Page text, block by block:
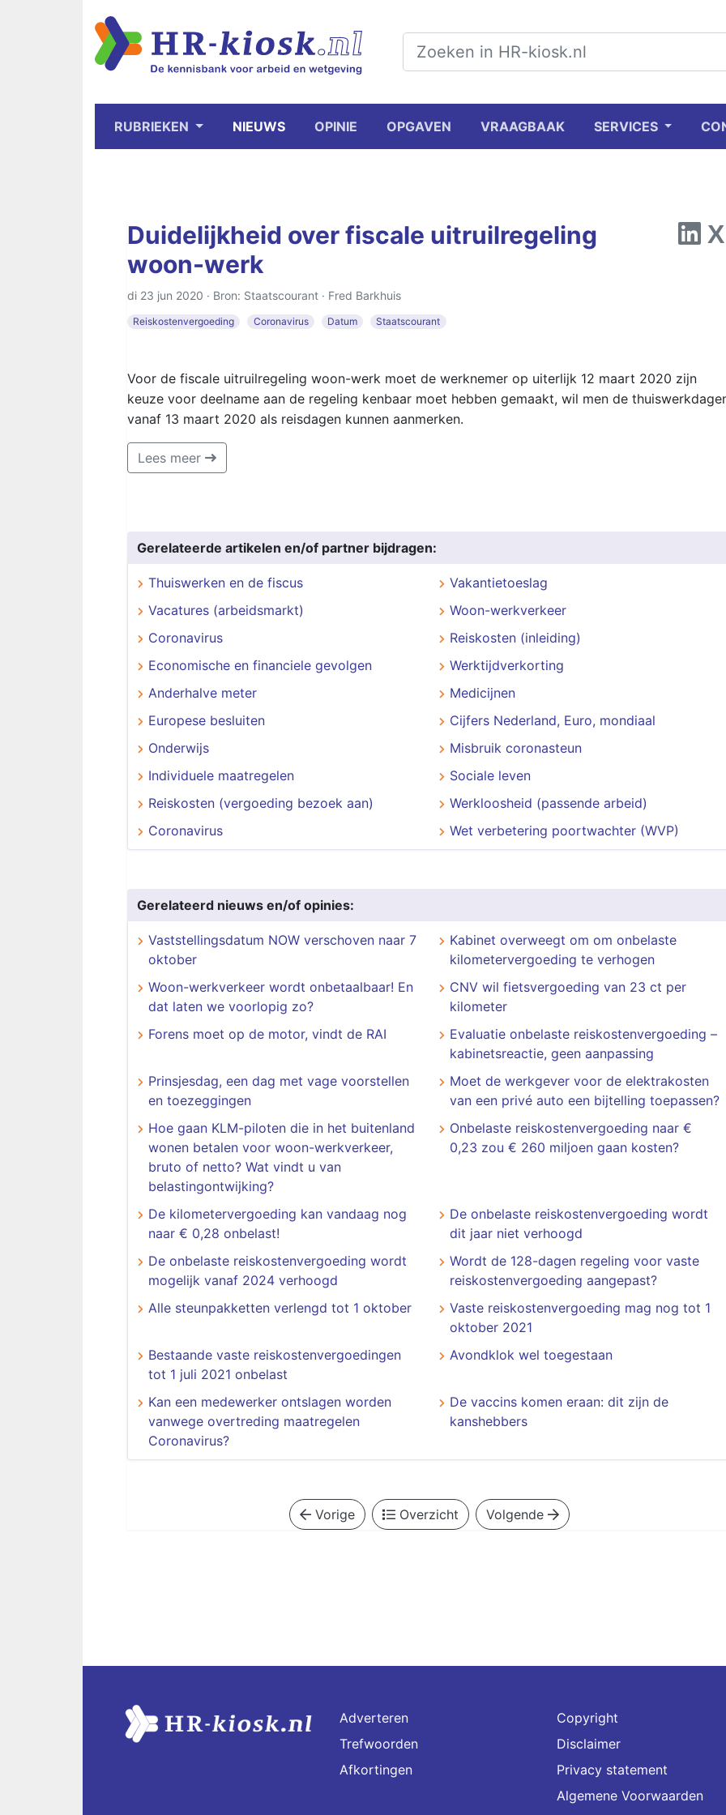
RUBRIEKEN NIEUWS OPINIE OPGAVEN VRAAGBAAK SERVICES
Duidelijkheid over fiscale uitruilregeling
woon-werk
di 23 jun 2020 · Bron: Staatscourant · Fred Barkhuis
Reiskostenvergoeding Coronavirus Datum Staatscourant
Voor de fiscale uitruilregeling woon-werk moet de werknemer op uiterlijk 12 maart 2020 zijn
keuze voor deelname aan de regeling kenbaar moet hebben gemaakt, wil men de
vanaf 13 maart 2020 als reisdagen kunnen aanmerken.
Lees meer
Gerelateerde artikelen en/of partner bijdragen:
Thuiswerken en de fiscus
Vakantietoeslag
Vacatures (arbeidsmarkt)
Woon-werkverkeer
Coronavirus
Reiskosten (inleiding)
Economische en financiele gevolgen
Werktijdverkorting
Anderhalve meter
Medicijnen
Europese besluiten
Cijfers Nederland, Euro, mondiaal
Onderwijs
Misbruik coronasteun
Individuele maatregelen
Sociale leven
Reiskosten (vergoeding bezoek aan)
Werkloosheid (passende arbeid)
Coronavirus
Wet verbetering poortwachter (WVP)
Gerelateerd nieuws en/of opinies:
Vaststellingsdatum NOW verschoven naar 7
oktober
Kabinet overweegt om om onbelaste
kilometervergoeding te verhogen
Woon-werkverkeer wordt onbetaalbaar! En
dat laten we voorlopig zo?
CNV wil fietsvergoeding van 23 ct per
kilometer
Forens moet op de motor, vindt de RAI
Evaluatie onbelaste reiskostenvergoeding –
kabinetsreactie, geen aanpassing
Prinsjesdag, een dag met vage voorstellen
en toezeggingen
Moet de werkgever voor de elektrakosten
van een privé auto een bijtelling toepassen?
Hoe gaan KLM-piloten die in het buitenland
wonen betalen voor woon-werkverkeer,
bruto of netto? Wat vindt u van
belastingontwijking?
Onbelaste reiskostenvergoeding naar €
0,23 zou € 260 miljoen gaan kosten?
De kilometervergoeding kan vandaag nog
naar € 0,28 onbelast!
De onbelaste reiskostenvergoeding wordt
dit jaar niet verhoogd
De onbelaste reiskostenvergoeding wordt
mogelijk vanaf 2024 verhoogd
Wordt de 128-dagen regeling voor vaste
reiskostenvergoeding aangepast?
Alle steunpakketten verlengd tot 1 oktober
Vaste reiskostenvergoeding mag nog tot 1
oktober 2021
Bestaande vaste reiskostenvergoedingen
tot 1 juli 2021 onbelast
Avondklok wel toegestaan
Kan een medewerker ontslagen worden
vanwege overtreding maatregelen
Coronavirus?
De vaccins komen eraan: dit zijn de
kanshebbers
Vorige Overzicht Volgende
Adverteren
Trefwoorden
Afkortingen
Copyright
Disclaimer
Privacy statement
Algemene Voorwaarden